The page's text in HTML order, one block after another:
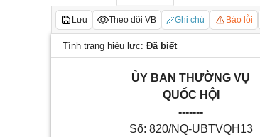
Lưu Theo dõi VB Ghi chú Báo lỗi
Tình trạng hiệu lực: Đã biết
ỦY BAN THƯỜNG VỤ
QUỐC HỘI
-------
Số: 820/NQ-UBTVQH13